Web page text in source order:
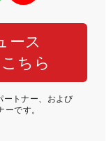
ース
ちら
ートナー、および
ーです。